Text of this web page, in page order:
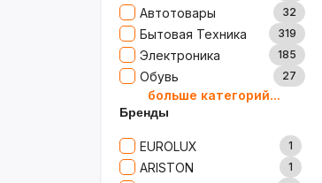
Автотовары 32
Бытовая Техника 319
Электроника 185
Обувь 27
Товары Для Дома
Ювелирные Изделия
Сад И Дача 52
Аксессуары 61
больше категорий...
Бренды
EUROLUX 1
ARISTON 1